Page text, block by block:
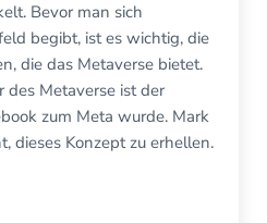
Bevor man sich
begibt, ist es wichtig, die
die das Metaverse bietet.
des Metaverse ist der
zum Meta wurde. Mark
dieses Konzept zu erhellen.